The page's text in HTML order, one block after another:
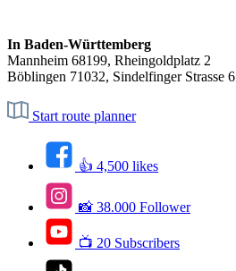
In Baden-Württemberg
Mannheim 68199, Rheingoldplatz 2
Böblingen 71032, Sindelfinger Strasse 6
Start route planner
👍 4,500 likes
📸 38.000 Follower
📺 20 Subscribers